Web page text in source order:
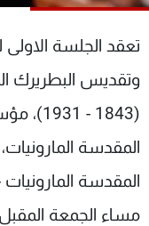
تعقد الجلسة
وتقديس البطريرك
(1843 -
المقدسة المارونيات،
المقدسة
مساء الجمعة
الترددات
الإنـتـاج
لاعلاناتكم